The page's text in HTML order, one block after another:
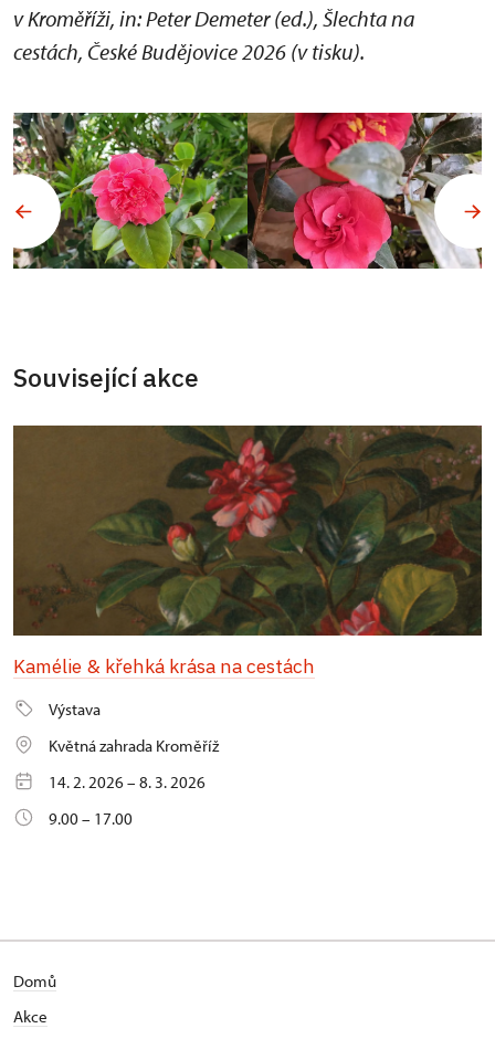
v Kroměříži, in: Peter Demeter (ed.), Šlechta na
cestách, České Budějovice 2026 (v tisku).
Související akce
Kamélie & křehká krása na cestách
Výstava
Květná zahrada Kroměříž
14. 2. 2026 – 8. 3. 2026
9.00 – 17.00
Domů
Akce